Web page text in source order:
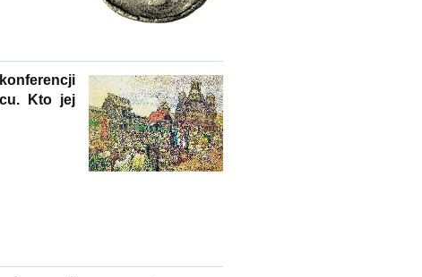
Kto jej